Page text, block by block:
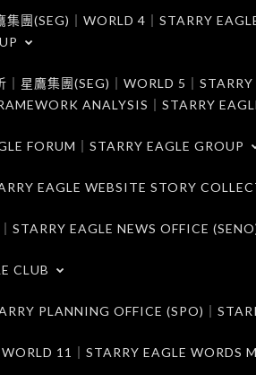
團(SEG)｜WORLD 4｜STARRY
星鷹集團(SEG)｜WORLD 5｜
ANALYSIS｜STARRY
FORUM｜STARRY EAGLE GROUP
EAGLE WEBSITE STORY
STARRY EAGLE NEWS OFFICE
CLUB
PLANNING OFFICE (SPO)｜
11｜STARRY EAGLE WORDS